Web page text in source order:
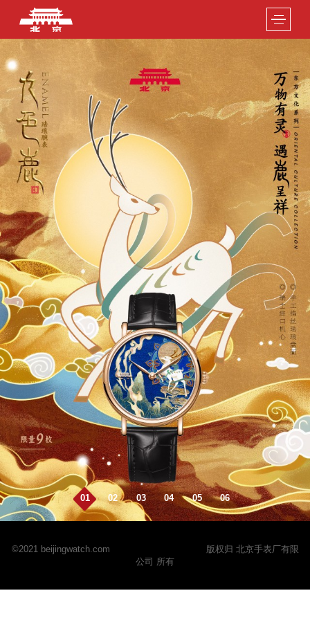
01 02 03 04 05 06
©2021 beijingwatch.com
版权归 北京手表厂有限
公司 所有